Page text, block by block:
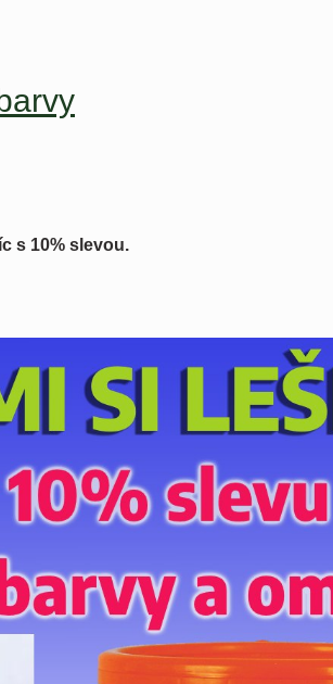
s 10% slevou.